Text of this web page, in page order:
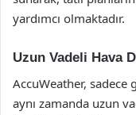
yardımcı olmaktadır.
Uzun Vadeli Hava
AccuWeather,
aynı zamanda uzun